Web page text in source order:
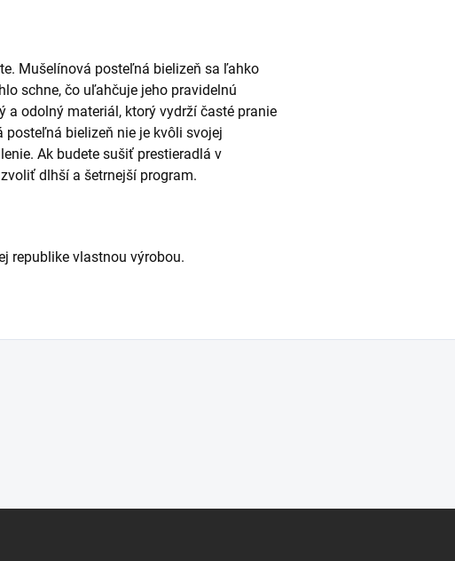
Mušelínová posteľná bielizeň sa ľahko
schne, čo uľahčuje jeho pravidelnú
a odolný materiál, ktorý vydrží časté pranie
bielizeň nie je kvôli svojej
Ak budete sušiť prestieradlá v
dlhší a šetrnejší program.
republike vlastnou výrobou.